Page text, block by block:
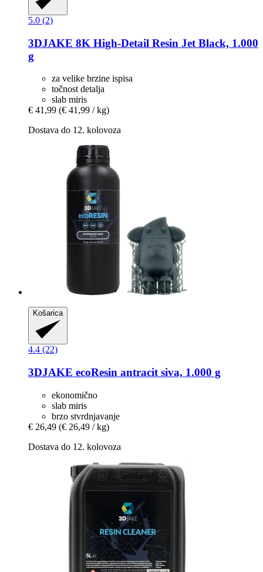
5.0 (2)
3DJAKE 8K High-​Detail Resin Jet Black, 1.000
g
za velike brzine ispisa
točnost detalja
slab miris
€ 41,99 (€ 41,99 / kg)
Dostava do 12. kolovoza
Košarica
4.4 (22)
3DJAKE ecoResin antracit siva, 1.000 g
ekonomično
slab miris
brzo stvrdnjavanje
€ 26,49 (€ 26,49 / kg)
Dostava do 12. kolovoza